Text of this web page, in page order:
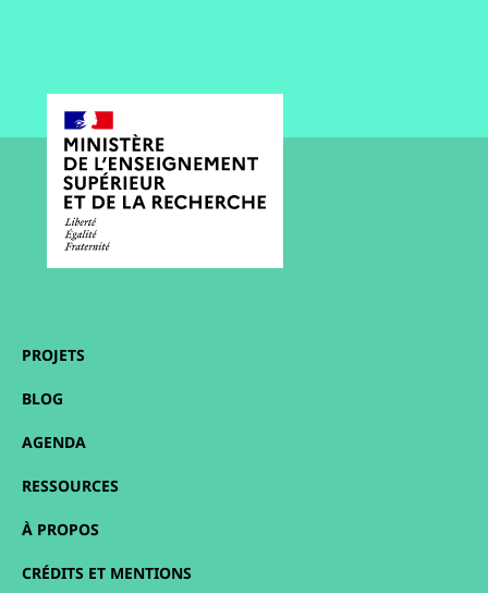
PROJETS
BLOG
AGENDA
RESSOURCES
À PROPOS
CRÉDITS ET MENTIONS